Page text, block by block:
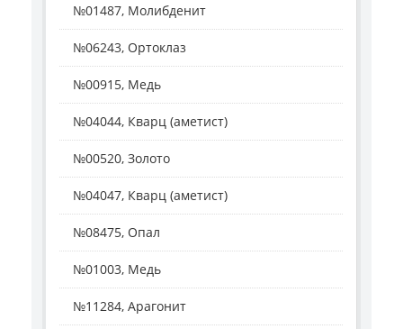
№01487, Молибденит
№06243, Ортоклаз
№00915, Медь
№04044, Кварц (аметист)
№00520, Золото
№04047, Кварц (аметист)
№08475, Опал
№01003, Медь
№11284, Арагонит